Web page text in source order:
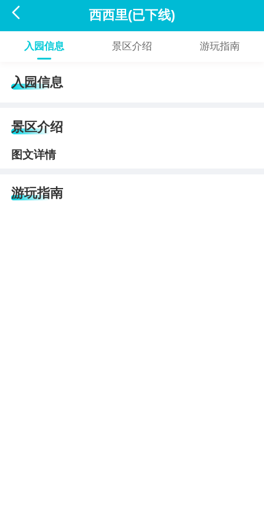
 西西里(已下线)
入园信息 景区介绍 游玩指南
入园信息
景区介绍
图文详情
游玩指南